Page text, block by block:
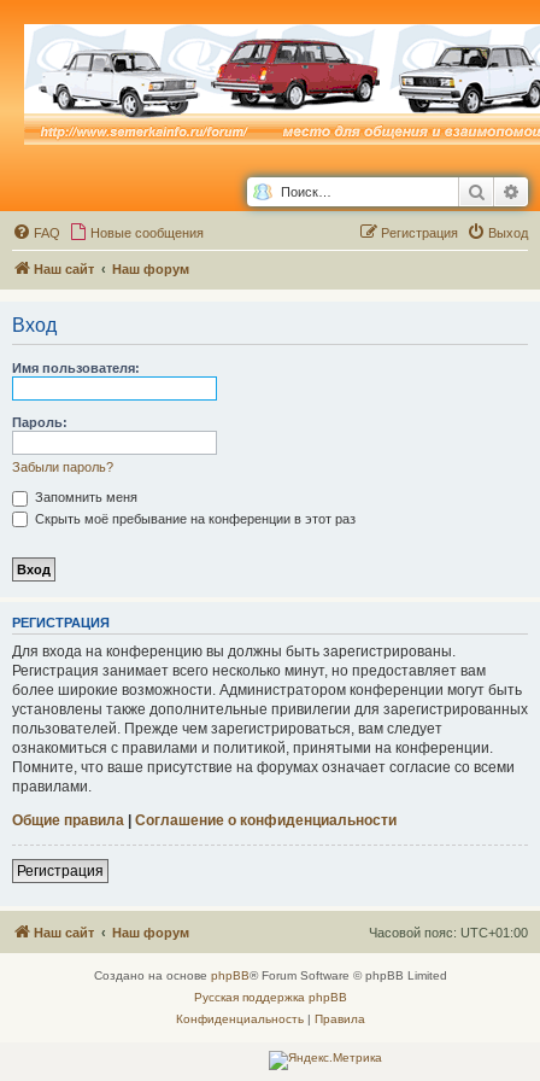
Поиск
FAQ Новые сообщения Выход
Регистрация
Наш сайт Наш форум
Вход
Имя пользователя:
Пароль:
Забыли пароль?
Запомнить меня
Скрыть моё пребывание на конференции в этот раз
РЕГИСТРАЦИЯ
Для входа на конференцию вы должны быть зарегистрированы.
Регистрация занимает всего несколько минут, но предоставляет вам
более широкие возможности. Администратором конференции могут быть
установлены также дополнительные привилегии для зарегистрированных
пользователей. Прежде чем зарегистрироваться, вам следует
ознакомиться с правилами и политикой, принятыми на конференции.
Помните, что ваше присутствие на форумах означает согласие со всеми
правилами.
Общие правила | Соглашение о конфиденциальности
Регистрация
Наш сайт Наш форум Часовой пояс: UTC+01:00
Создано на основе phpBB® Forum Software © phpBB Limited
Русская поддержка phpBB
Конфиденциальность| Правила